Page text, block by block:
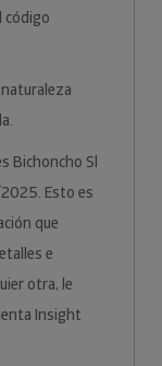
código
naturaleza
Bichoncho Sl
Esto es
que
e
otra, le
Insight